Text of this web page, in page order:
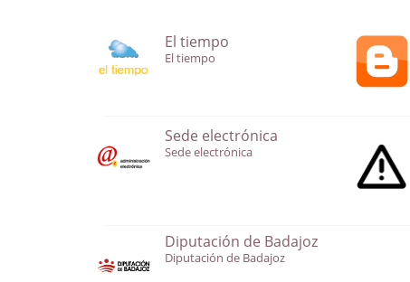
El tiempo
El tiempo
Sede electrónica
Sede electrónica
Diputación de Badajoz
Diputación de Badajoz